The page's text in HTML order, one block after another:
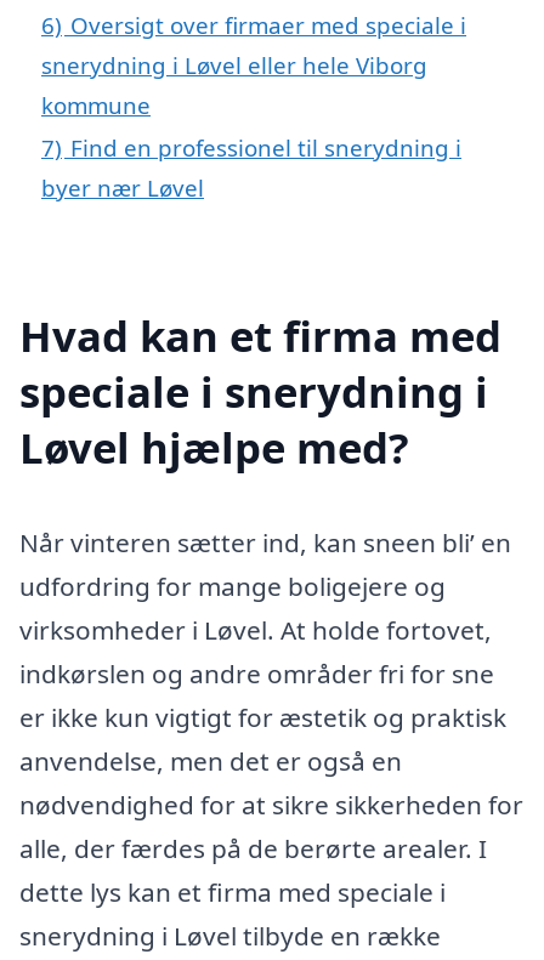
6) Oversigt over firmaer med speciale i
snerydning i Løvel eller hele Viborg
kommune
7) Find en professionel til snerydning i
byer nær Løvel
Hvad kan et firma med
speciale i snerydning i
Løvel hjælpe med?
Når vinteren sætter ind, kan sneen bli’ en
udfordring for mange boligejere og
virksomheder i Løvel. At holde fortovet,
indkørslen og andre områder fri for sne
er ikke kun vigtigt for æstetik og praktisk
anvendelse, men det er også en
nødvendighed for at sikre sikkerheden for
alle, der færdes på de berørte arealer. I
dette lys kan et firma med speciale i
snerydning i Løvel tilbyde en række